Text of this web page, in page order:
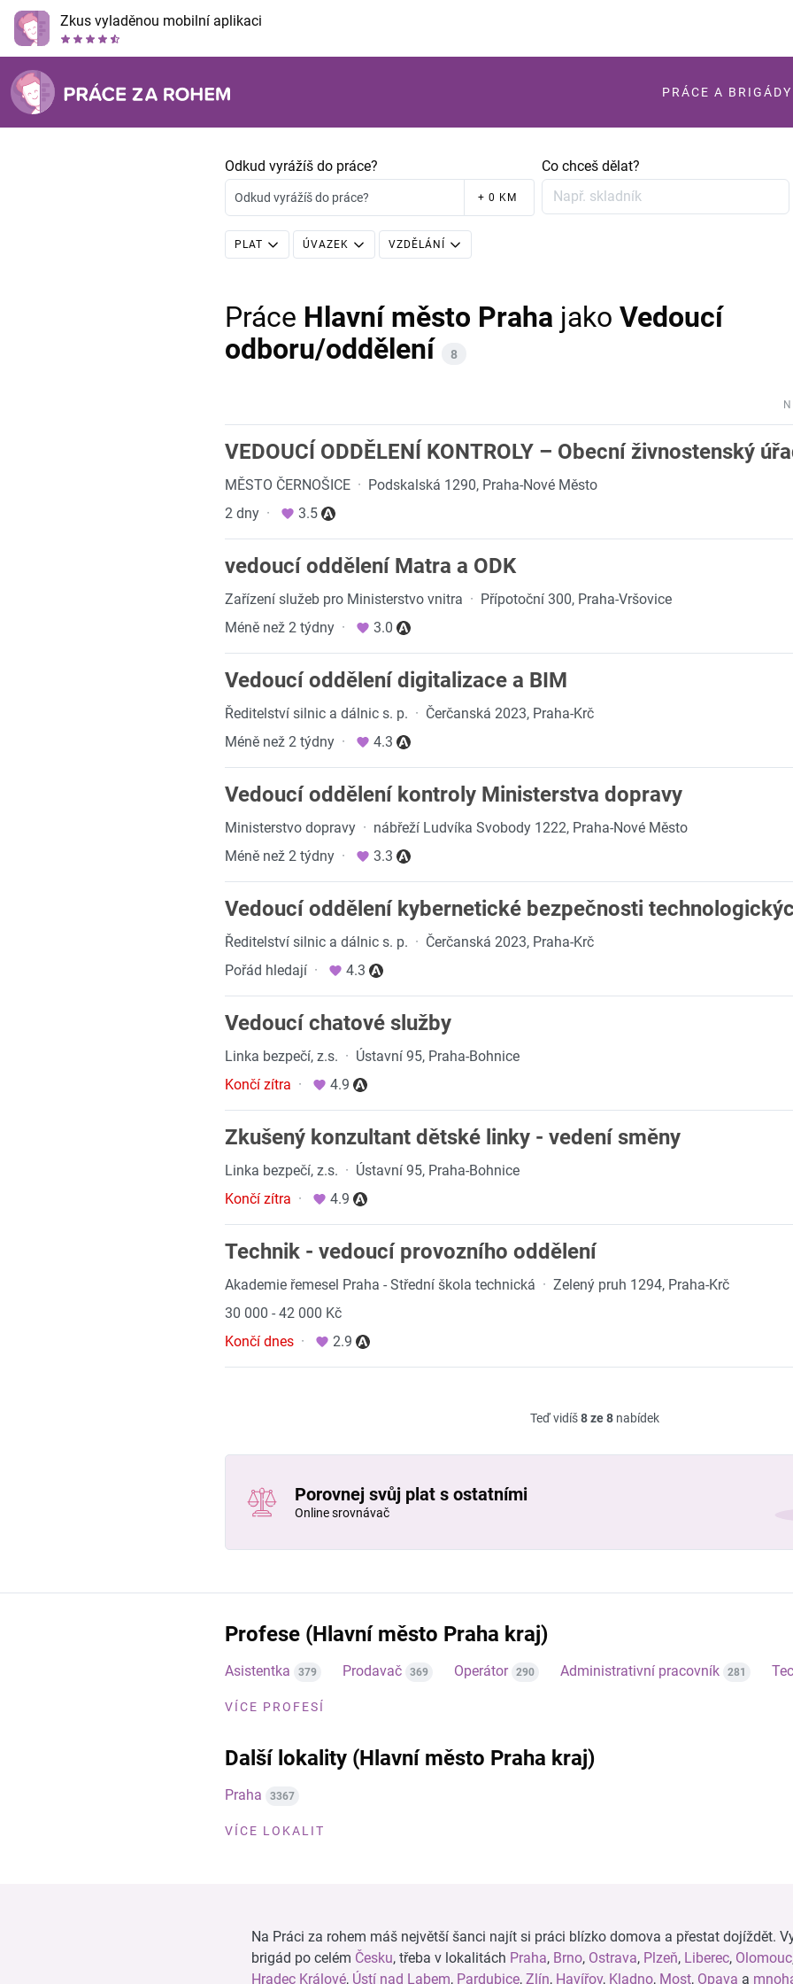
Zkus vyladěnou mobilní aplikaci
PRÁCE A BRIGÁDY
Odkud vyrážíš do práce?
Odkud vyrážíš do práce? + 0 KM
Co chceš dělat?
PLAT ÚVAZEK VZDĚLÁNÍ
Práce Hlavní město Praha jako Vedoucí
odboru/oddělení
8
VEDOUCÍ ODDĚLENÍ KONTROLY – Obecní živnostenský
MĚSTO ČERNOŠICE · Podskalská 1290, Praha-Nové Město
2 dny · 3.5
vedoucí oddělení Matra a ODK
Zařízení služeb pro Ministerstvo vnitra · Přípotoční 300, Praha-Vršovice
Méně než 2 týdny · 3.0
Vedoucí oddělení digitalizace a BIM
Ředitelství silnic a dálnic s. p. · Čerčanská 2023, Praha-Krč
Méně než 2 týdny · 4.3
Vedoucí oddělení kontroly Ministerstva dopravy
Ministerstvo dopravy · nábřeží Ludvíka Svobody 1222, Praha-Nové Město
Méně než 2 týdny · 3.3
Vedoucí oddělení kybernetické bezpečnosti
Ředitelství silnic a dálnic s. p. · Čerčanská 2023, Praha-Krč
Pořád hledají · 4.3
Vedoucí chatové služby
Linka bezpečí, z.s. · Ústavní 95, Praha-Bohnice
Končí zítra · 4.9
Zkušený konzultant dětské linky - vedení směny
Linka bezpečí, z.s. · Ústavní 95, Praha-Bohnice
Končí zítra · 4.9
Technik - vedoucí provozního oddělení
Akademie řemesel Praha - Střední škola technická · Zelený pruh 1294, Praha-Krč
30 000 - 42 000 Kč
Končí dnes · 2.9
Teď vidíš8 ze 8 nabídek
Porovnej svůj plat s ostatními
Online srovnávač
Profese (Hlavní město Praha kraj)
Asistentka 379 Prodavač 369 Operátor 290 Administrativní pracovník 281
VÍCE PROFESÍ
Další lokality (Hlavní město Praha kraj)
Praha 3367
VÍCE LOKALIT
Na Práci za rohem máš největší šanci najít si práci blízko domova a přestat dojíždět.
brigád po celém Česku, třeba v lokalitách Praha, Brno, Ostrava, Plzeň, Liberec, Olomouc
Hradec Králové, Ústí nad Labem, Pardubice, Zlín, Havířov, Kladno, Most, Opava a